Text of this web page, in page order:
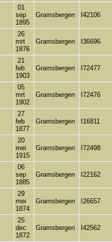
01
sep
1895
Gramsbergen I42106
26
mrt
1876
Gramsbergen I36696
21
feb
1903
Gramsbergen I72477
05
mrt
1902
Gramsbergen I72476
27
feb
1877
Gramsbergen I16811
20
mei
1915
Gramsbergen I72498
06
sep
1885
Gramsbergen I22162
29
mei
1874
Gramsbergen I26657
25
dec
1872
Gramsbergen I42562